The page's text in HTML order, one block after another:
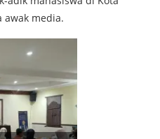
awak media.